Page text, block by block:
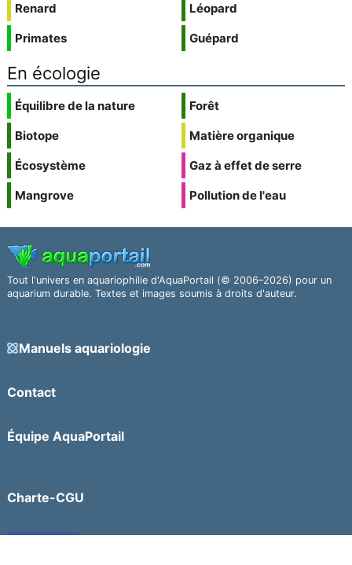
Renard
Primates
Léopard
Guépard
En écologie
Équilibre de la nature
Biotope
Écosystème
Mangrove
Forêt
Matière organique
Gaz à effet de serre
Pollution de l'eau
Tout l'univers en aquariophilie d'AquaPortail (© 2006–2026) pour un
aquarium durable. Textes et images soumis à droits d'auteur.
Manuels aquariologie
Contact
Équipe AquaPortail
Charte-CGU